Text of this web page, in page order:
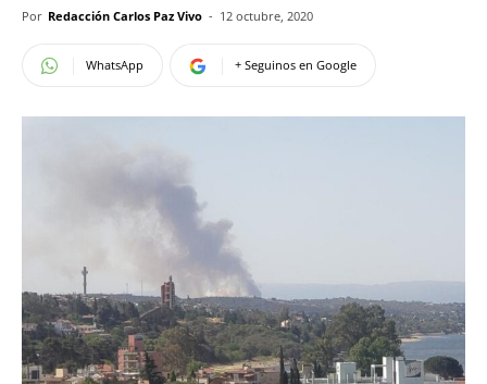
Por Redacción Carlos Paz Vivo - 12 octubre, 2020
WhatsApp + Seguinos en Google